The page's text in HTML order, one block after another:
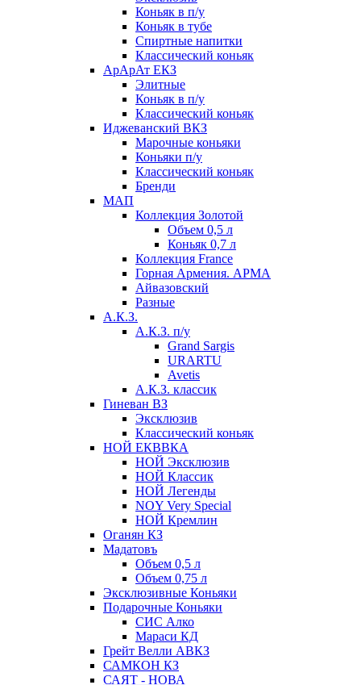
Коньяк в п/у
Коньяк в тубе
Спиртные напитки
Классический коньяк
АрАрАт ЕКЗ
Элитные
Коньяк в п/у
Классический коньяк
Иджеванский ВКЗ
Марочные коньяки
Коньяки п/у
Классический коньяк
Бренди
МАП
Коллекция Золотой
Объем 0,5 л
Коньяк 0,7 л
Коллекция France
Горная Армения. АРМА
Айвазовский
Разные
А.К.З.
А.К.З. п/у
Grand Sargis
URARTU
Avetis
А.К.З. классик
Гиневан ВЗ
Эксклюзив
Классический коньяк
НОЙ ЕКВВКА
НОЙ Эксклюзив
НОЙ Классик
НОЙ Легенды
NOY Very Speсial
НОЙ Кремлин
Оганян КЗ
Мадатовъ
Объем 0,5 л
Объем 0,75 л
Эксклюзивные Коньяки
Подарочные Коньяки
СИС Алко
Мараси КД
Грейт Велли АВКЗ
САМКОН КЗ
САЯТ - НОВА